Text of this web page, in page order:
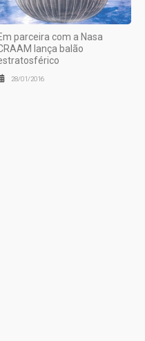
parceira com a Nasa
lança balão
28/01/2016